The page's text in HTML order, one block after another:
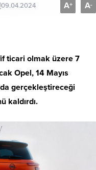
09.04.2024 A+ A-
ticari olmak üzere 7
Opel, 14 Mayıs
gerçekleştireceği
kaldırdı.